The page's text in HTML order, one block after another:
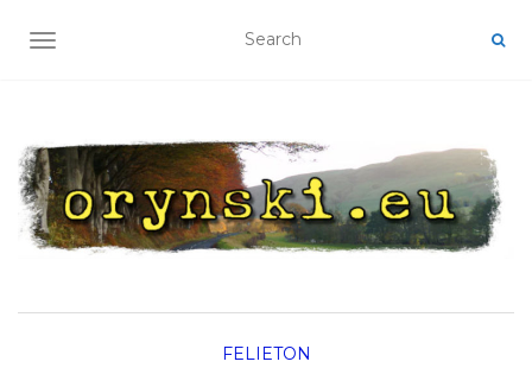
TOGGLE NAVIGATION
FELIETON